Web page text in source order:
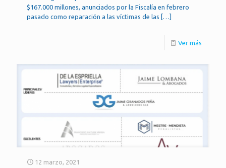
$167.000 millones, anunciados por la Fiscalía en febrero
pasado como reparación a las víctimas de las […]
Ver más
12 marzo, 2021